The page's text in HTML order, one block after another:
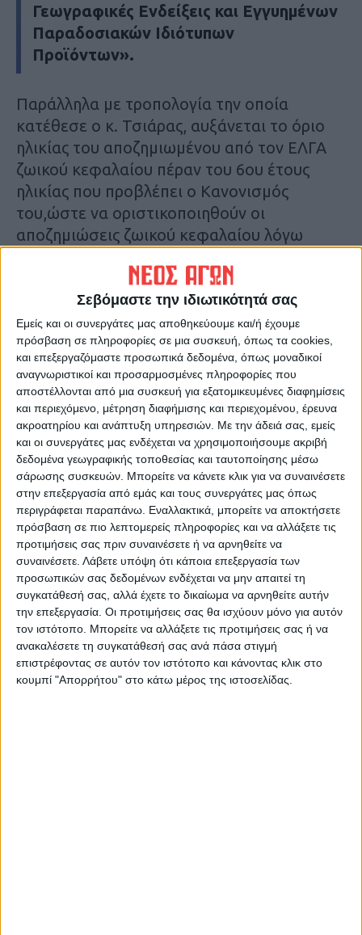
Σεβόμαστε την ιδιωτικότητά σας
Εμείς και οι συνεργάτες μας αποθηκεύουμε και/ή έχουμε
πρόσβαση σε πληροφορίες σε μια συσκευή, όπως τα cookies,
και επεξεργαζόμαστε προσωπικά δεδομένα, όπως μοναδικοί
αναγνωριστικοί και προσαρμοσμένες πληροφορίες που
αποστέλλονται από μια συσκευή για εξατομικευμένες διαφημίσεις
και περιεχόμενο, μέτρηση διαφήμισης και περιεχομένου, έρευνα
ακροατηρίου και ανάπτυξη υπηρεσιών. Με την άδειά σας, εμείς
και οι συνεργάτες μας ενδέχεται να χρησιμοποιήσουμε ακριβή
δεδομένα γεωγραφικής τοποθεσίας και ταυτοποίησης μέσω
σάρωσης συσκευών. Μπορείτε να κάνετε κλικ για να συναινέσετε
στην επεξεργασία από εμάς και τους συνεργάτες μας όπως
περιγράφεται παραπάνω. Εναλλακτικά, μπορείτε να αποκτήσετε
πρόσβαση σε πιο λεπτομερείς πληροφορίες και να αλλάξετε τις
προτιμήσεις σας πριν συναινέσετε ή να αρνηθείτε να
συναινέσετε. Λάβετε υπόψη ότι κάποια επεξεργασία των
προσωπικών σας δεδομένων ενδέχεται να μην απαιτεί τη
συγκατάθεσή σας, αλλά έχετε το δικαίωμα να αρνηθείτε αυτήν
την επεξεργασία. Οι προτιμήσεις σας θα ισχύουν μόνο για αυτόν
τον ιστότοπο. Μπορείτε να αλλάξετε τις προτιμήσεις σας ή να
ανακαλέσετε τη συγκατάθεσή σας ανά πάσα στιγμή
επιστρέφοντας σε αυτόν τον ιστότοπο και κάνοντας κλικ στο
κουμπί "Απορρήτου" στο κάτω μέρος της ιστοσελίδας.
Γεωγραφικές Ενδείξεις και Εγγυημένων
Παραδοσιακών Ιδιότυπων
Προϊόντων».
Παράλληλα με τροπολογία την οποία
κατέθεσε ο κ. Τσιάρας, αυξάνεται το όριο
ηλικίας του αποζημιωμένου από τον ΕΛΓΑ
ζωικού κεφαλαίου πέραν του 6ου έτους
ηλικίας που προβλέπει ο Κανονισμός
του,ώστε να οριστικοποιηθούν οι
αποζημιώσεις ζωικού κεφαλαίου λόγω
«Κάνουμε πράξη αυτό που είχε δεσμευτεί
στην Λάρισα ο πρωθυπουργός Κυριάκος
Μητσοτάκης. Αυξάνουμε τα όρια ηλικίας και
δίνουμε
τέλος σε μια υπόθεση που δημιούργησε
προβλήματα στον αγροτικό κόσμο»,
εξήγησε χαρακτηριστικά.
Αναλυτικότερα στην εφημερίδα Νέος Αγών
Τελευταίες Ειδήσεις Σήμερα
Ακολούθησε την εφημερίδα ΝΕΟΣ
ΑΓΩΝ στο Google News!
Όλες οι εξελίξεις στην περιοχή της
Καρδίτσας και ευρύτερα της Θεσσαλίας
ΠΡΟΗΓΟΥΜΕΝΟ ΑΡΘΡΟ
Γιατί διεκδικώ την προεδρία
ΕΠΟΜΕΝΟ ΑΡΘΡΟ
Εκδρομή στη Μονή Σπηλιάς